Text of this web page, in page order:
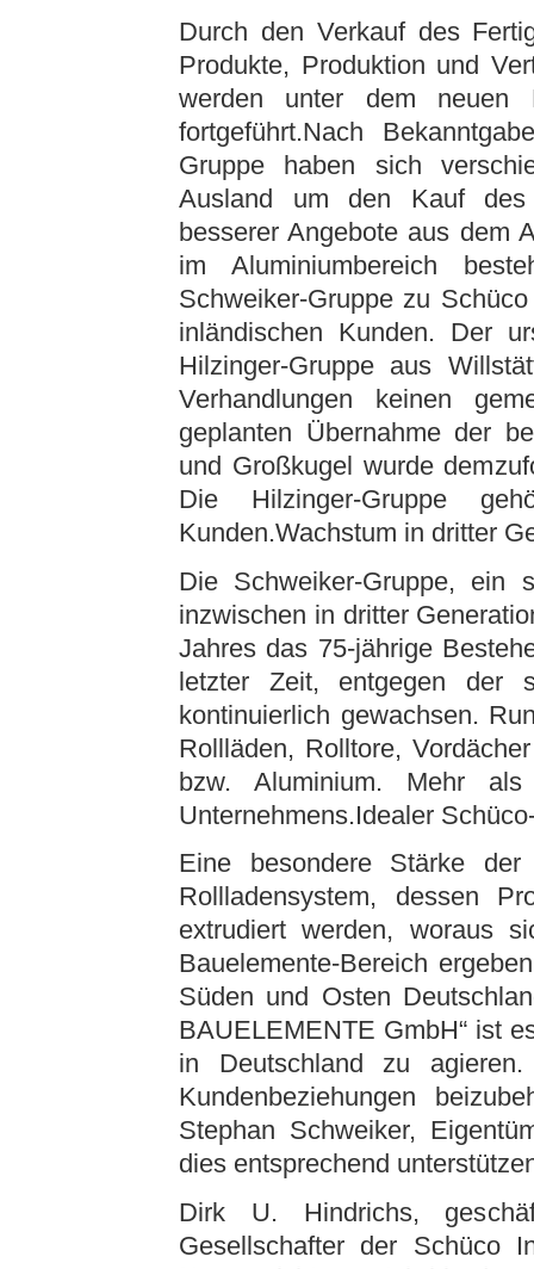
Durch den Verkauf des
Produkte, Produktion und
werden unter dem neuen
fortgeführt.Nach
Gruppe haben sich
Ausland um den Kauf des
besserer Angebote aus dem
im Aluminiumbereich
Schweiker-Gruppe zu
inländischen Kunden. Der
Hilzinger-Gruppe aus
Verhandlungen keinen
geplanten Übernahme der
und Großkugel wurde
Die Hilzinger-Gruppe
Kunden.Wachstum in dritter
Die Schweiker-Gruppe, ein
inzwischen in dritter
Jahres das 75-jährige
letzter Zeit, entgegen der
kontinuierlich gewachsen.
Rollläden, Rolltore,
bzw. Aluminium. Mehr
Unternehmens.Idealer
Eine besondere Stärke der
Rollladensystem, dessen
extrudiert werden, woraus
Bauelemente-Bereich
Süden und Osten
BAUELEMENTE GmbH“ ist
in Deutschland zu
Kundenbeziehungen
Stephan Schweiker,
dies entsprechend
Dirk U. Hindrichs,
Gesellschafter der Schüco